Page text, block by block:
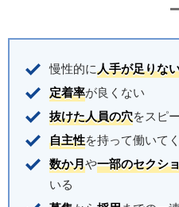
慢性的に人手が足りな
定着率が良くない
抜けた人員の穴をスピ
自主性を持って働いて
数か月や一部のセクシ
いる